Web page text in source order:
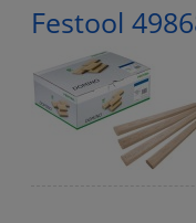
Festool